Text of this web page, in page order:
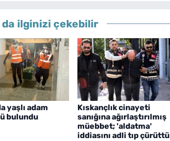
ilginizi çekebilir
yaşlı adam
bulundu
Kıskançlık cinayeti
sanığına ağırlaştırılmış
müebbet; 'aldatma'
iddiasını adli tıp çürüttü